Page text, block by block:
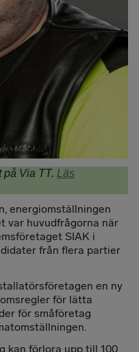
på Via TT. Läs
energiomställningen
var huvudfrågorna när
SIAK i
från flera partier
en ny
för lätta
för småföretag
kan förlora upp till 100